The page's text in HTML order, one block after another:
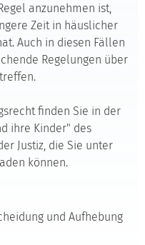
anzunehmen ist,
Zeit in häuslicher
Auch in diesen Fällen
Regelungen über
finden Sie in der
ihre Kinder" des
Justiz, die Sie unter
können.
und Aufhebung